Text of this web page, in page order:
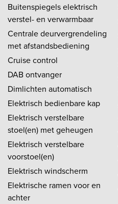
Buitenspiegels elektrisch
verstel- en verwarmbaar
Centrale deurvergrendeling
met afstandsbediening
Cruise control
DAB ontvanger
Dimlichten automatisch
Elektrisch bedienbare kap
Elektrisch verstelbare
stoel(en) met geheugen
Elektrisch verstelbare
voorstoel(en)
Elektrisch windscherm
Elektrische ramen voor en
achter